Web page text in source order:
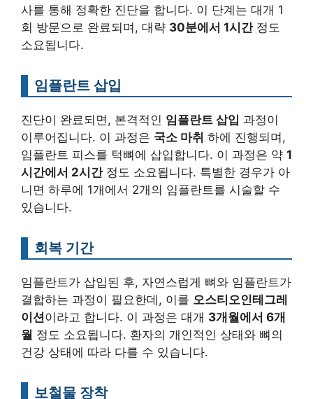
사를 통해 정확한 진단을 합니다. 이 단계는 대개 1
회 방문으로 완료되며, 대략 30분에서 1시간정도
소요됩니다.
임플란트 삽입
진단이 완료되면, 본격적인 임플란트 삽입 과정이
이루어집니다. 이 과정은 국소 마취 하에 진행되며,
임플란트 피스를 턱뼈에 삽입합니다. 이 과정은 약 1
시간에서 2시간정도 소요됩니다. 특별한 경우가 아
니면 하루에 1개에서 2개의 임플란트를 시술할 수
있습니다.
회복 기간
임플란트가 삽입된 후, 자연스럽게 뼈와 임플란트가
결합하는 과정이 필요한데, 이를 오스티오인테그레
이션이라고 합니다. 이 과정은 대개 3개월에서 6개
월 정도 소요됩니다. 환자의 개인적인 상태와 뼈의
건강 상태에 따라 다를 수 있습니다.
보철물 장착